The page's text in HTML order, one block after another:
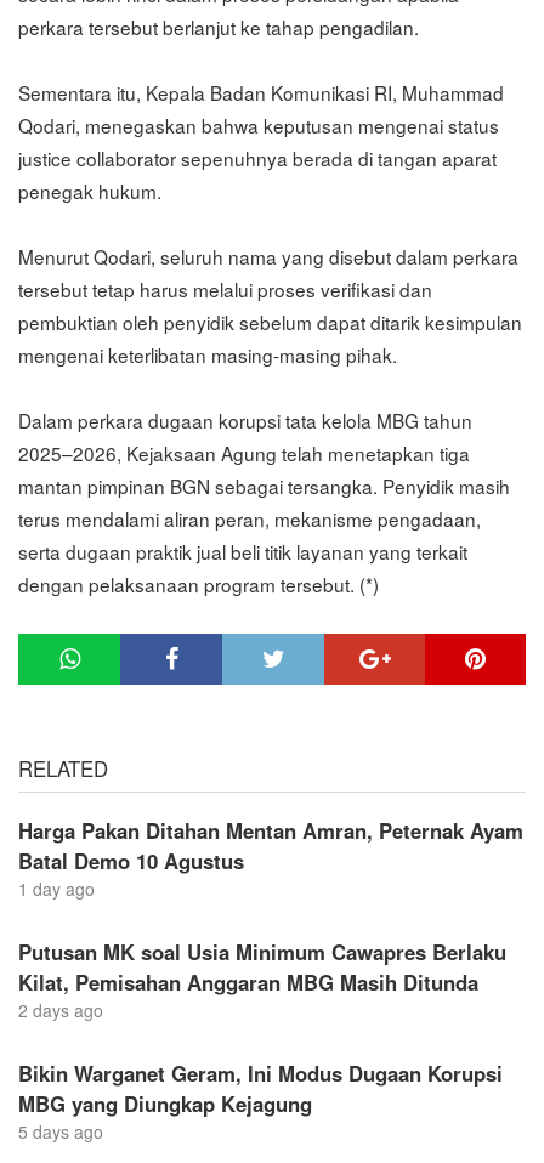
perkara tersebut berlanjut ke tahap pengadilan.
Sementara itu, Kepala Badan Komunikasi RI, Muhammad
Qodari, menegaskan bahwa keputusan mengenai status
justice collaborator sepenuhnya berada di tangan aparat
penegak hukum.
Menurut Qodari, seluruh nama yang disebut dalam perkara
tersebut tetap harus melalui proses verifikasi dan
pembuktian oleh penyidik sebelum dapat ditarik kesimpulan
mengenai keterlibatan masing-masing pihak.
Dalam perkara dugaan korupsi tata kelola MBG tahun
2025–2026, Kejaksaan Agung telah menetapkan tiga
mantan pimpinan BGN sebagai tersangka. Penyidik masih
terus mendalami aliran peran, mekanisme pengadaan,
serta dugaan praktik jual beli titik layanan yang terkait
dengan pelaksanaan program tersebut. (*)
RELATED
Harga Pakan Ditahan Mentan Amran, Peternak Ayam
Batal Demo 10 Agustus
1 day ago
Putusan MK soal Usia Minimum Cawapres Berlaku
Kilat, Pemisahan Anggaran MBG Masih Ditunda
2 days ago
Bikin Warganet Geram, Ini Modus Dugaan Korupsi
MBG yang Diungkap Kejagung
5 days ago